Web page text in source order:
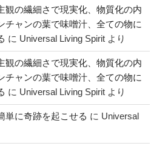
観の繊細さで現実化、物質化の内
チャンの葉で味噌汁、全ての物に
に Universal Living Spirit より
観の繊細さで現実化、物質化の内
チャンの葉で味噌汁、全ての物に
に Universal Living Spirit より
単に奇跡を起こせる に Universal